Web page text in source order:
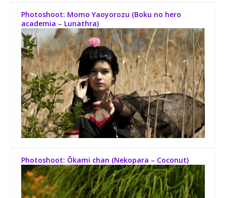
Photoshoot: Momo Yaoyorozu (Boku no hero
academia – Lunathra)
Photoshoot: Õkami chan (Nekopara – Coconut)